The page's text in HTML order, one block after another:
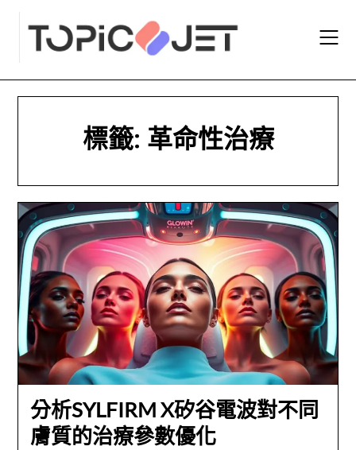
content
標籤: 革命性治療
分析SYLFIRM X矽谷電波對不同
膚質的治療參數優化